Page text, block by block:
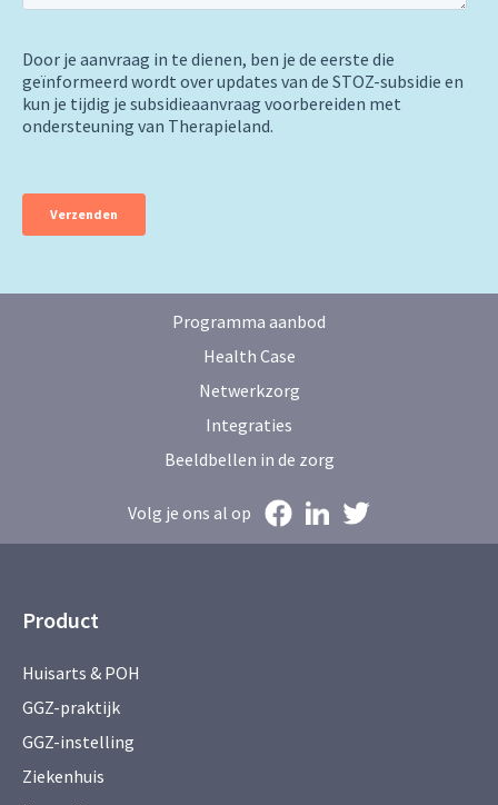
Programma aanbod
Health Case
Netwerkzorg
Integraties
Beeldbellen in de zorg
Volg je ons al op
Product
Huisarts & POH
GGZ-praktijk
GGZ-instelling
Ziekenhuis